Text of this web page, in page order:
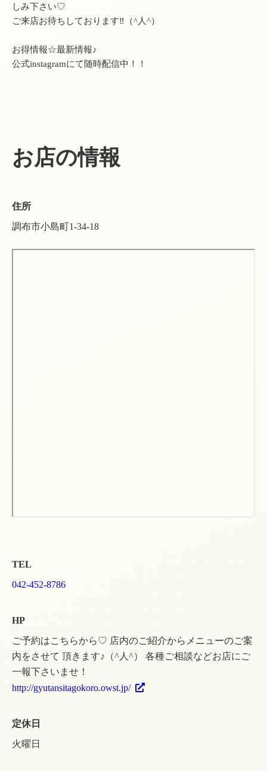
しみ下さい♡
ご来店お待ちしております‼︎（^人^）
お得情報☆最新情報♪
公式instagramにて随時配信中！！
お店の情報
住所
調布市小島町1-34-18
TEL
042-452-8786
HP
ご予約はこちらから♡ 店内のご紹介からメニューのご案
内をさせて 頂きます♪（^人^） 各種ご相談などお店にご
一報下さいませ！
http://gyutansitagokoro.owst.jp/
定休日
火曜日